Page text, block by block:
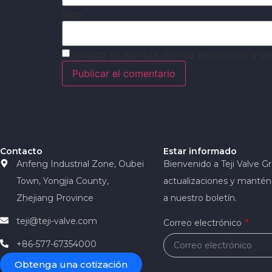
Contacto
Anfeng Industrial Zone, Oubei
Town, Yongjia County,
Zhejiang Province
teji@teji-valve.com
+86-577-67354000
Obtenga una cotización
Estar informado
Bienvenido a Teji Valve
actualizaciones y
a nuestro boletín.
Correo electrónico